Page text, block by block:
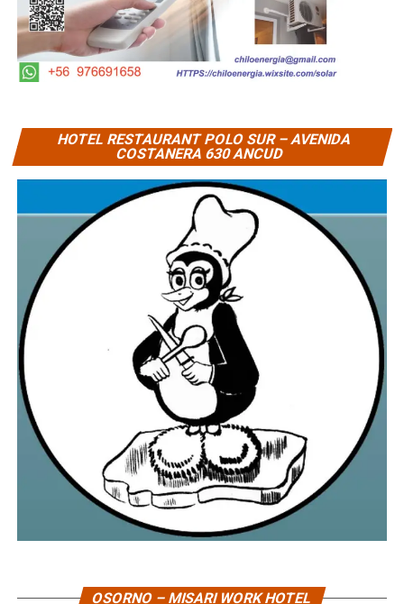
HOTEL RESTAURANT POLO SUR – AVENIDA
COSTANERA 630 ANCUD
OSORNO – MISARI WORK HOTEL